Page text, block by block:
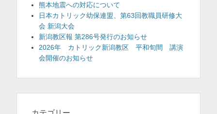
熊本地震への対応について
日本カトリック幼保連盟、第63回教職員研修大
会 新潟大会
新潟教区報 第286号発行のお知らせ
2026年 カトリック新潟教区 平和旬間 講演
会開催のお知らせ